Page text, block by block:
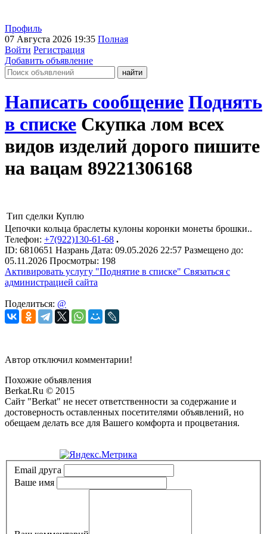
Профиль
07 Августа 2026 19:35 Полная
Войти Регистрация
Добавить объявление
Написать сообщение Поднять
в списке Скупка лом всех
видов изделий дорого пишите
на вацам 89221306168
Тип сделки Куплю
Цепочки кольца браслеты кулоны коронки монеты брошки..
Телефон: +7(922)130-61-68 .
ID: 6810651 Назрань Дата: 09.05.2026 22:57 Размещено до:
05.11.2026 Просмотры: 198
Активировать услугу "Поднятие в списке" Связаться с
администрацией сайта
Поделиться: @
Автор отключил комментарии!
Похожие объявления
Berkat.Ru © 2015
Сайт "Berkat" не несет ответственности за содержание и
достоверность оставленных посетителями объявлений, но
обещаем делать все для Вашего комфорта и процветания.
Email друга
Ваше имя